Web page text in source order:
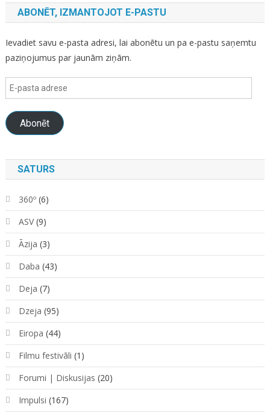
ABONĒT, IZMANTOJOT E-PASTU
Ievadiet savu e-pasta adresi, lai abonētu un pa e-pastu saņemtu
paziņojumus par jaunām ziņām.
E-
pasta
adrese
Abonēt
SATURS
360º(6)
ASV(9)
Āzija (3)
Daba (43)
Deja (7)
Dzeja (95)
Eiropa (44)
Filmu festivāli (1)
Forumi | Diskusijas (20)
Impulsi (167)